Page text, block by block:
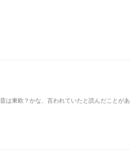
は東欧？かな、言われていたと読んだことが